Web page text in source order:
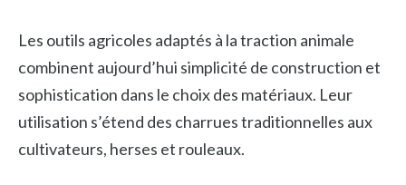
Les outils agricoles adaptés à la traction animale
combinent aujourd’hui simplicité de construction et
sophistication dans le choix des matériaux. Leur
utilisation s’étend des charrues traditionnelles aux
cultivateurs, herses et rouleaux.